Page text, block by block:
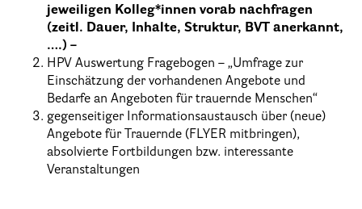
Betreuung Zuhause
Betreuung im stationären Hospiz
Kinder und Jugendliche
Betreuung im Krankenhaus
Patientenverfügung – Vorsorgevollmacht –
jeweiligen Kolleg*innen vorab nachfragen
(zeitl. Dauer, Inhalte, Struktur, BVT anerkannt,
….) –
HPV Auswertung Fragebogen – „Umfrage zur
Einschätzung der vorhandenen Angebote und
Bedarfe an Angeboten für trauernde Menschen“
gegenseitiger Informationsaustausch über (neue)
Angebote für Trauernde (FLYER mitbringen),
absolvierte Fortbildungen bzw. interessante
Veranstaltungen